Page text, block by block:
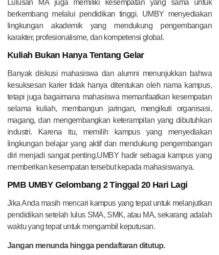
Lulusan MA juga memiliki kesempatan yang sama untuk
berkembang melalui pendidikan tinggi. UMBY menyediakan
lingkungan akademik yang mendukung pengembangan
karakter, profesionalisme, dan kompetensi global.
Kuliah Bukan Hanya Tentang Gelar
Banyak diskusi mahasiswa dan alumni menunjukkan bahwa
kesuksesan karier tidak hanya ditentukan oleh nama kampus,
tetapi juga bagaimana mahasiswa memanfaatkan kesempatan
selama kuliah, membangun jaringan, mengikuti organisasi,
magang, dan mengembangkan keterampilan yang dibutuhkan
industri. Karena itu, memilih kampus yang menyediakan
lingkungan belajar yang aktif dan mendukung pengembangan
diri menjadi sangat penting.UMBY hadir sebagai kampus yang
memberikan kesempatan tersebut kepada mahasiswanya.
PMB UMBY Gelombang 2 Tinggal 20 Hari Lagi
Jika Anda masih mencari kampus yang tepat untuk melanjutkan
pendidikan setelah lulus SMA, SMK, atau MA, sekarang adalah
waktu yang tepat untuk mengambil keputusan.
Jangan menunda hingga pendaftaran ditutup.